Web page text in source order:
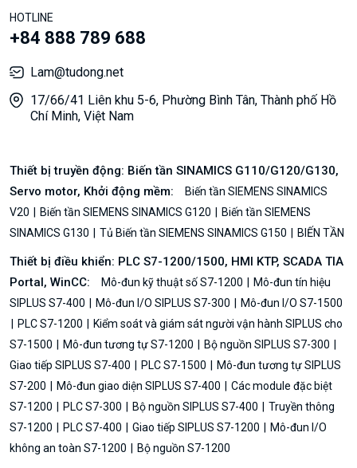
HOTLINE
+84 888 789 688
Lam@tudong.net
17/66/41 Liên khu 5-6, Phường Bình Tân, Thành phố Hồ
Chí Minh, Việt Nam
Thiết bị truyền động: Biến tần SINAMICS G110/G120/G130,
Servo motor, Khởi động mềm:
Biến tần SIEMENS SINAMICS
V20
Biến tần SIEMENS SINAMICS G120
Biến tần SIEMENS
SINAMICS G130
Tủ Biến tần SIEMENS SINAMICS G150 BIẾN TẦN
Thiết bị điều khiển: PLC S7-1200/1500, HMI KTP, SCADA TIA
Portal, WinCC:
Mô-đun kỹ thuật số S7-1200
Mô-đun tín hiệu
SIPLUS S7-400
Mô-đun I/O SIPLUS S7-300
Mô-đun I/O S7-1500
PLC S7-1200
Kiểm soát và giám sát người vận hành SIPLUS cho
S7-1500
Mô-đun tương tự S7-1200
Bộ nguồn SIPLUS S7-300
Giao tiếp SIPLUS S7-400
PLC S7-1500
Mô-đun tương tự SIPLUS
S7-200
Mô-đun giao diện SIPLUS S7-400
Các module đặc biệt
S7-1200
PLC S7-300 Bộ nguồn SIPLUS S7-400
Truyền thông
S7-1200
PLC S7-400 Giao tiếp SIPLUS S7-1200
Mô-đun I/O
không an toàn S7-1200
Bộ nguồn S7-1200